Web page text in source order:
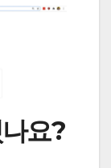
요?